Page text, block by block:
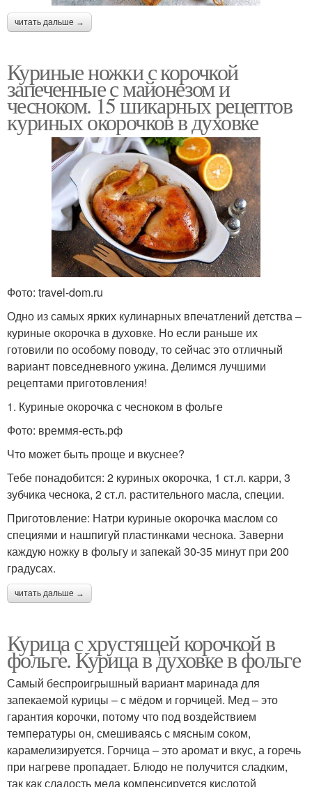
читать дальше →
Куриные ножки с корочкой
запеченные с майонезом и
чесноком. 15 шикарных рецептов
куриных окорочков в духовке
Фото: travel-dom.ru
Одно из самых ярких кулинарных впечатлений детства –
куриные окорочка в духовке. Но если раньше их
готовили по особому поводу, то сейчас это отличный
вариант повседневного ужина. Делимся лучшими
рецептами приготовления!
1. Куриные окорочка с чесноком в фольге
Фото: времмя-есть.рф
Что может быть проще и вкуснее?
Тебе понадобится: 2 куриных окорочка, 1 ст.л. карри, 3
зубчика чеснока, 2 ст.л. растительного масла, специи.
Приготовление: Натри куриные окорочка маслом со
специями и нашпигуй пластинками чеснока. Заверни
каждую ножку в фольгу и запекай 30-35 минут при 200
градусах.
читать дальше →
Курица с хрустящей корочкой в
фольге. Курица в духовке в фольге
Самый беспроигрышный вариант маринада для
запекаемой курицы – с мёдом и горчицей. Мед – это
гарантия корочки, потому что под воздействием
температуры он, смешиваясь с мясным соком,
карамелизируется. Горчица – это аромат и вкус, а горечь
при нагреве пропадает. Блюдо не получится сладким,
так как сладость меда компенсируется кислотой